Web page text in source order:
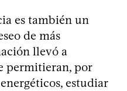
es también un
de más
llevó a
permitieran, por
estudiar